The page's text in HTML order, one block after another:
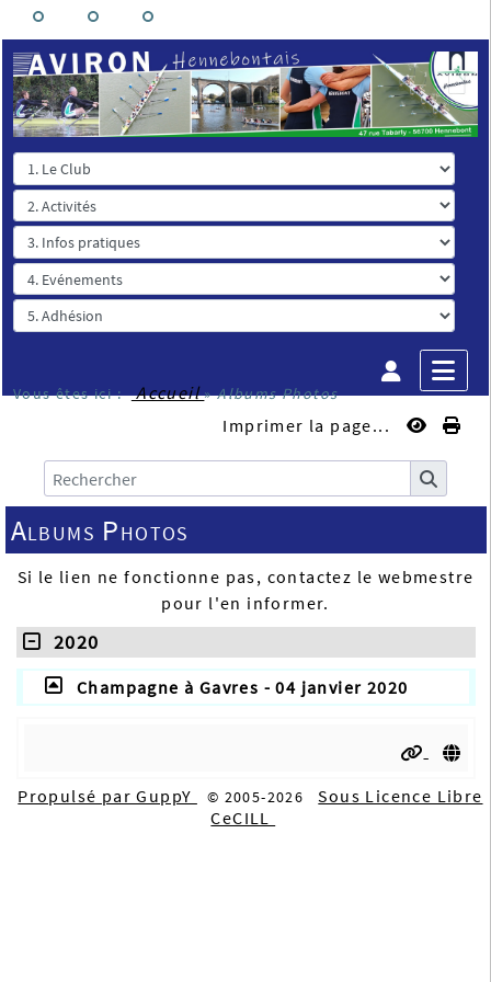
Vous êtes ici :Accueil»Albums Photos
Imprimer la page...
Albums Photos
Si le lien ne fonctionne pas, contactez le webmestre
pour l'en informer.
2020
Champagne à Gavres - 04 janvier 2020
Propulsé par GuppY © 2005-2026Sous Licence Libre
CeCILL